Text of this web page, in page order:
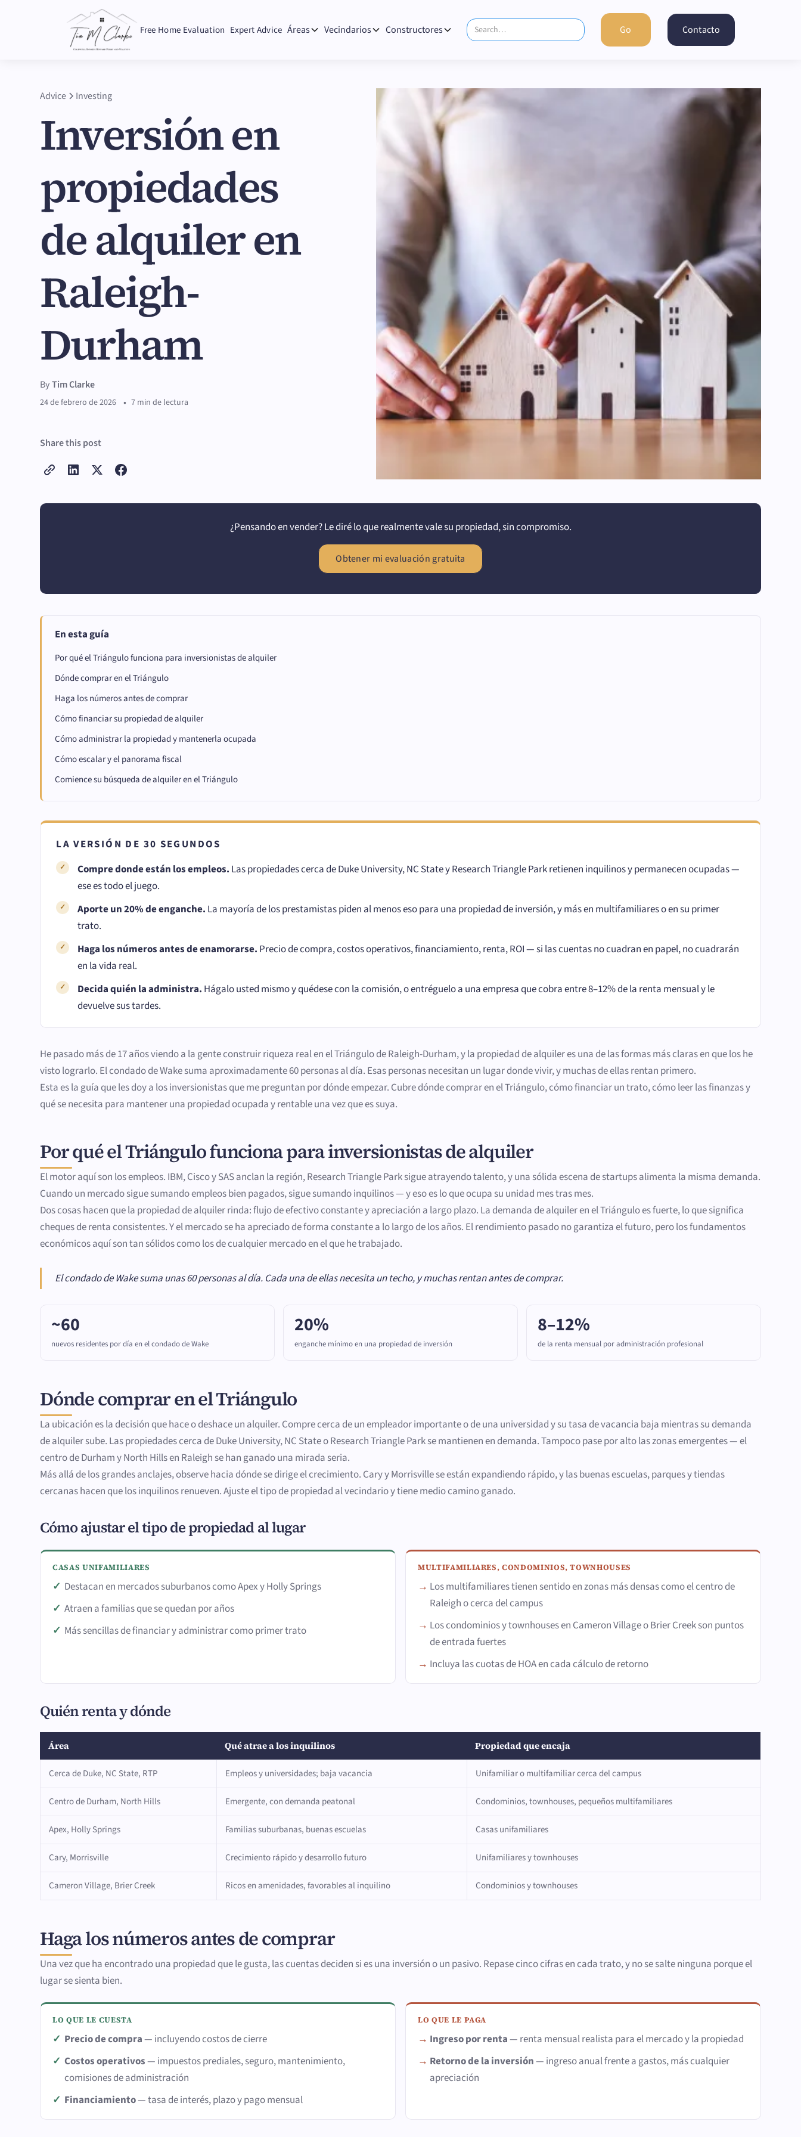
Free Home Evaluation Expert Advice Áreas Vecindarios Constructores Contacto
Advice Investing
Inversión en
propiedades
de alquiler en
Raleigh-
Durham
ByTim Clarke
24 de febrero de 2026 • 7 min de lectura
Share this post
¿Pensando en vender? Le diré lo que realmente vale su propiedad, sin compromiso.
Obtener mi evaluación gratuita
En esta guía
Por qué el Triángulo funciona para inversionistas de alquiler
Dónde comprar en el Triángulo
Haga los números antes de comprar
Cómo financiar su propiedad de alquiler
Cómo administrar la propiedad y mantenerla ocupada
Cómo escalar y el panorama fiscal
Comience su búsqueda de alquiler en el Triángulo
LA VERSIÓN DE 30 SEGUNDOS
Compre donde están los empleos. Las propiedades cerca de Duke University, NC State y Research Triangle Park retienen inquilinos y permanecen ocupadas —
ese es todo el juego.
Aporte un 20% de enganche. La mayoría de los prestamistas piden al menos eso para una propiedad de inversión, y más en multifamiliares o en su primer
trato.
Haga los números antes de enamorarse. Precio de compra, costos operativos, financiamiento, renta, ROI — si las cuentas no cuadran en papel, no cuadrarán
en la vida real.
Decida quién la administra. Hágalo usted mismo y quédese con la comisión, o entréguelo a una empresa que cobra entre 8–12% de la renta mensual y le
devuelve sus tardes.
He pasado más de 17 años viendo a la gente construir riqueza real en el Triángulo de Raleigh-Durham, y la propiedad de alquiler es una de las formas más claras en que los he
visto lograrlo. El condado de Wake suma aproximadamente 60 personas al día. Esas personas necesitan un lugar donde vivir, y muchas de ellas rentan primero.
Esta es la guía que les doy a los inversionistas que me preguntan por dónde empezar. Cubre dónde comprar en el Triángulo, cómo financiar un trato, cómo leer las finanzas y
qué se necesita para mantener una propiedad ocupada y rentable una vez que es suya.
Por qué el Triángulo funciona para inversionistas de alquiler
El motor aquí son los empleos. IBM, Cisco y SAS anclan la región, Research Triangle Park sigue atrayendo talento, y una sólida escena de startups alimenta la misma demanda.
Cuando un mercado sigue sumando empleos bien pagados, sigue sumando inquilinos — y eso es lo que ocupa su unidad mes tras mes.
Dos cosas hacen que la propiedad de alquiler rinda: flujo de efectivo constante y apreciación a largo plazo. La demanda de alquiler en el Triángulo es fuerte, lo que significa
cheques de renta consistentes. Y el mercado se ha apreciado de forma constante a lo largo de los años. El rendimiento pasado no garantiza el futuro, pero los fundamentos
económicos aquí son tan sólidos como los de cualquier mercado en el que he trabajado.
El condado de Wake suma unas 60 personas al día. Cada una de ellas necesita un techo, y muchas rentan antes de comprar.
~60
nuevos residentes por día en el condado de Wake
20%
enganche mínimo en una propiedad de inversión
8–12%
de la renta mensual por administración profesional
Dónde comprar en el Triángulo
La ubicación es la decisión que hace o deshace un alquiler. Compre cerca de un empleador importante o de una universidad y su tasa de vacancia baja mientras su demanda
de alquiler sube. Las propiedades cerca de Duke University, NC State o Research Triangle Park se mantienen en demanda. Tampoco pase por alto las zonas emergentes — el
centro de Durham y North Hills en Raleigh se han ganado una mirada seria.
Más allá de los grandes anclajes, observe hacia dónde se dirige el crecimiento. Cary y Morrisville se están expandiendo rápido, y las buenas escuelas, parques y tiendas
cercanas hacen que los inquilinos renueven. Ajuste el tipo de propiedad al vecindario y tiene medio camino ganado.
Cómo ajustar el tipo de propiedad al lugar
CASAS UNIFAMILIARES
Destacan en mercados suburbanos como Apex y Holly Springs
Atraen a familias que se quedan por años
Más sencillas de financiar y administrar como primer trato
MULTIFAMILIARES, CONDOMINIOS, TOWNHOUSES
Los multifamiliares tienen sentido en zonas más densas como el centro de
Raleigh o cerca del campus
Los condominios y townhouses en Cameron Village o Brier Creek son puntos
de entrada fuertes
Incluya las cuotas de HOA en cada cálculo de retorno
Quién renta y dónde
Área Qué atrae a los inquilinos Propiedad que encaja
Cerca de Duke, NC State, RTP Empleos y universidades; baja vacancia Unifamiliar o multifamiliar cerca del campus
Centro de Durham, North Hills Emergente, con demanda peatonal Condominios, townhouses, pequeños multifamiliares
Apex, Holly Springs Familias suburbanas, buenas escuelas Casas unifamiliares
Cary, Morrisville Crecimiento rápido y desarrollo futuro Unifamiliares y townhouses
Cameron Village, Brier Creek Ricos en amenidades, favorables al inquilino Condominios y townhouses
Haga los números antes de comprar
Una vez que ha encontrado una propiedad que le gusta, las cuentas deciden si es una inversión o un pasivo. Repase cinco cifras en cada trato, y no se salte ninguna porque el
lugar se sienta bien.
LO QUE LE CUESTA
Precio de compra— incluyendo costos de cierre
Costos operativos— impuestos prediales, seguro, mantenimiento,
comisiones de administración
Financiamiento— tasa de interés, plazo y pago mensual
LO QUE LE PAGA
Ingreso por renta— renta mensual realista para el mercado y la propiedad
Retorno de la inversión— ingreso anual frente a gastos, más cualquier
apreciación